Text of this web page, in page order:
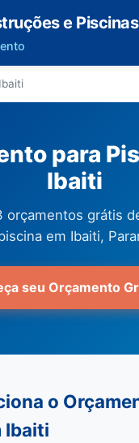
e Piscinas
Ibaiti
para
Ibaiti
orçamentos grátis
em Ibaiti,
seu Orçamento
o
Ibaiti